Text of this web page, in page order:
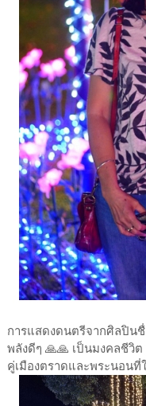
การแสดงดนตรีจากศิลปิน
พลังดีๆ 🙏🙏 เป็นมงคลชีวิ
คู่เมืองตราดและพระนอน